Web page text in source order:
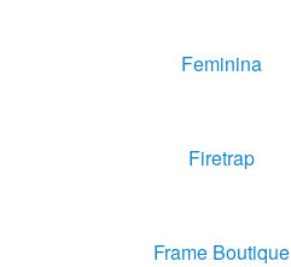
Feminina
Firetrap
Frame Boutique